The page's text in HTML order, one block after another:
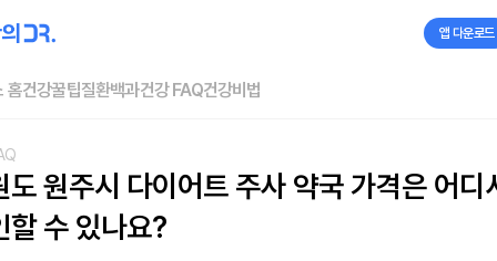
앱 다운로드
홈건강꿀팁질환백과건강 FAQ건강비법
도 원주시 다이어트 주사 약국 가격은 어디
할 수 있나요?